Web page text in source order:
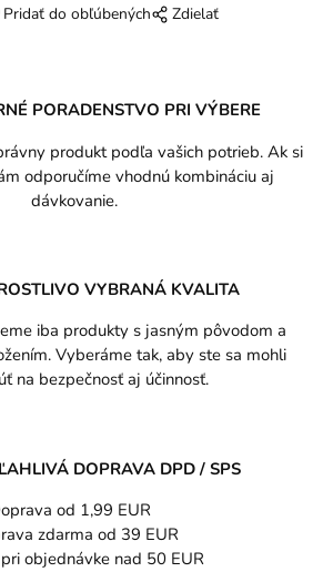
Pridať do obľúbených Zdielať
PORADENSTVO PRI VÝBERE
produkt podľa vašich potrieb. Ak si
odporučíme vhodnú kombináciu aj
dávkovanie.
VYBRANÁ KVALITA
iba produkty s jasným pôvodom a
Vyberáme tak, aby ste sa mohli
na bezpečnosť aj účinnosť.
DOPRAVA DPD / SPS
od 1,99 EUR
zdarma od 39 EUR
objednávke nad 50 EUR